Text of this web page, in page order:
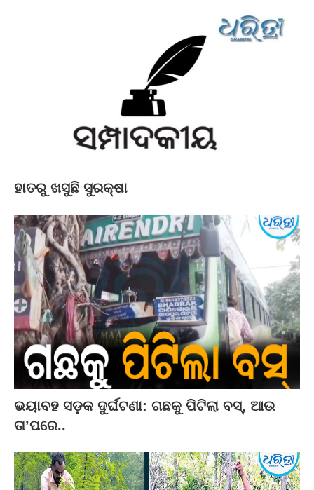
ହାତରୁ ଖସୁଛି ସୁରକ୍ଷା
ଭୟାବହ ସଡ଼କ ଦୁର୍ଘଟଣା: ଗଛକୁ ପିଟିଲା ବସ୍‌, ଆଉ
ତା’ପରେ..